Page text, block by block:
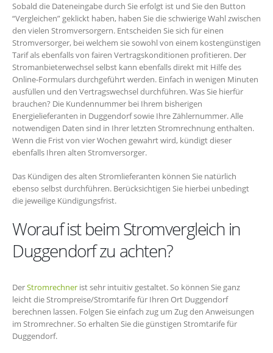
Sobald die Dateneingabe durch Sie erfolgt ist und Sie den Button
“Vergleichen” geklickt haben, haben Sie die schwierige Wahl zwischen
den vielen Stromversorgern. Entscheiden Sie sich für einen
Stromversorger, bei welchem sie sowohl von einem kostengünstigen
Tarif als ebenfalls von fairen Vertragskonditionen profitieren. Der
Stromanbieterwechsel selbst kann ebenfalls direkt mit Hilfe des
Online-Formulars durchgeführt werden. Einfach in wenigen Minuten
ausfüllen und den Vertragswechsel durchführen. Was Sie hierfür
brauchen? Die Kundennummer bei Ihrem bisherigen
Energielieferanten in Duggendorf sowie Ihre Zählernummer. Alle
notwendigen Daten sind in Ihrer letzten Stromrechnung enthalten.
Wenn die Frist von vier Wochen gewahrt wird, kündigt dieser
ebenfalls Ihren alten Stromversorger.
Das Kündigen des alten Stromlieferanten können Sie natürlich
ebenso selbst durchführen. Berücksichtigen Sie hierbei unbedingt
die jeweilige Kündigungsfrist.
Worauf ist beim Stromvergleich in
Duggendorf zu achten?
DerStromrechner ist sehr intuitiv gestaltet. So können Sie ganz
leicht die Strompreise/Stromtarife für Ihren Ort Duggendorf
berechnen lassen. Folgen Sie einfach zug um Zug den Anweisungen
im Stromrechner. So erhalten Sie die günstigen Stromtarife für
Duggendorf.